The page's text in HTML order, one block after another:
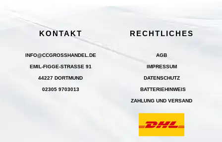
KONTAKT
INFO@CCGROSSHANDEL.DE
EMIL-FIGGE-STRASSE 91
44227 DORTMUND
02305 9703013
RECHTLICHES
AGB
IMPRESSUM
DATENSCHUTZ
BATTERIEHINWEIS
ZAHLUNG UND VERSAND